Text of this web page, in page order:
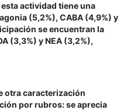
actividad tiene una
(5,2%), CABA (4,9%) y
se encuentran la
(3,3%) y NEA (3,2%),
otra caracterización
por rubros: se aprecia